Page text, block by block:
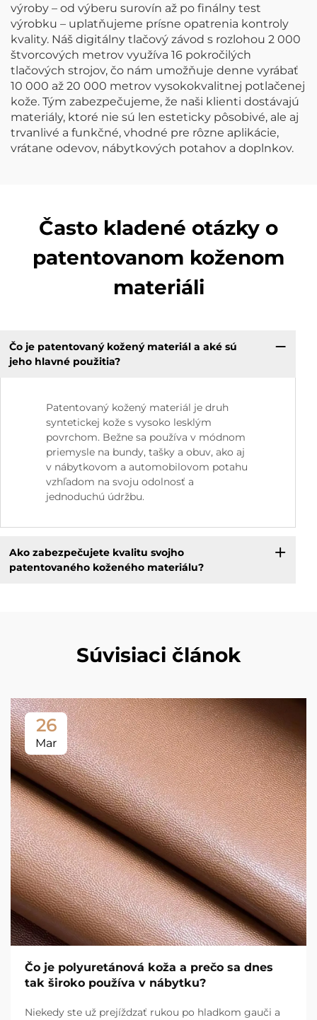
výroby – od výberu surovín až po finálny test
výrobku – uplatňujeme prísne opatrenia kontroly
kvality. Náš digitálny tlačový závod s rozlohou 2 000
štvorcových metrov využíva 16 pokročilých
tlačových strojov, čo nám umožňuje denne vyrábať
10 000 až 20 000 metrov vysokokvalitnej potlačenej
kože. Tým zabezpečujeme, že naši klienti dostávajú
materiály, ktoré nie sú len esteticky pôsobivé, ale aj
trvanlivé a funkčné, vhodné pre rôzne aplikácie,
vrátane odevov, nábytkových potahov a doplnkov.
Často kladené otázky o
patentovanom koženom
materiáli
Čo je patentovaný kožený materiál a aké sú
jeho hlavné použitia?
Patentovaný kožený materiál je druh
syntetickej kože s vysoko lesklým
povrchom. Bežne sa používa v módnom
priemysle na bundy, tašky a obuv, ako aj
v nábytkovom a automobilovom potahu
vzhľadom na svoju odolnosť a
jednoduchú údržbu.
Ako zabezpečujete kvalitu svojho
patentovaného koženého materiálu?
Súvisiaci článok
26
Mar
Čo je polyuretánová koža a prečo sa dnes
tak široko používa v nábytku?
Niekedy ste už prejíždzať rukou po hladkom gauči a